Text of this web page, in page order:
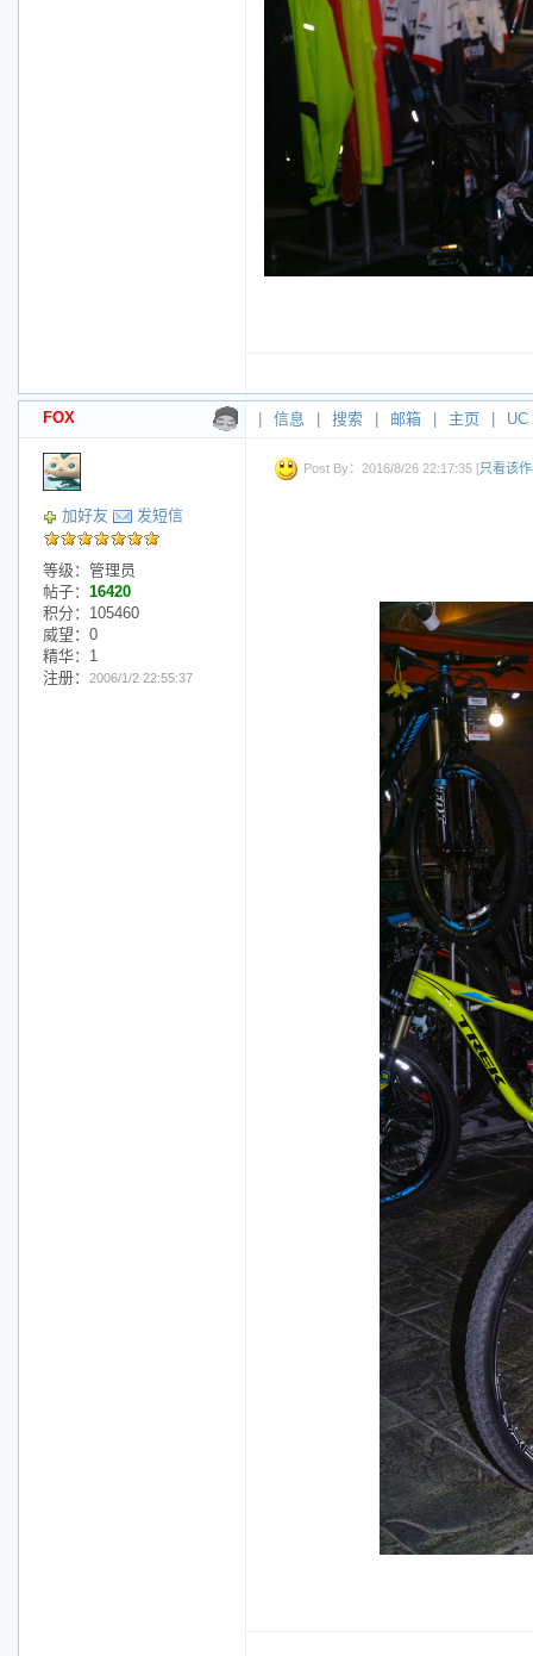
FOX 信息 搜索 邮箱 主页 UC
加好友 发短信
等级：管理员
帖子： 16420
积分：105460
威望：0
精华：1
注册：
2006/1/2 22:55:37
Post By：2016/8/26 22:17:35 [只看该